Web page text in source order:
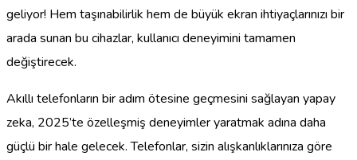
geliyor! Hem taşınabilirlik hem de büyük ekran ihtiyaçlarınızı bir
arada sunan bu cihazlar, kullanıcı deneyimini tamamen
değiştirecek.
Akıllı telefonların bir adım ötesine geçmesini sağlayan yapay
zeka, 2025’te özelleşmiş deneyimler yaratmak adına daha
güçlü bir hale gelecek. Telefonlar, sizin alışkanlıklarınıza göre